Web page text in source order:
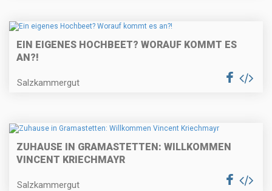
EIN EIGENES HOCHBEET? WORAUF KOMMT ES
AN?!
Salzkammergut
ZUHAUSE IN GRAMASTETTEN: WILLKOMMEN
VINCENT KRIECHMAYR
Salzkammergut